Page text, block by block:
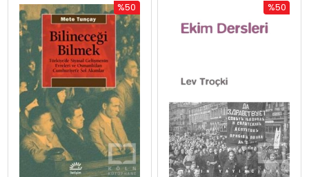
%50
İndirim
%50İndirim
%50
İndirim